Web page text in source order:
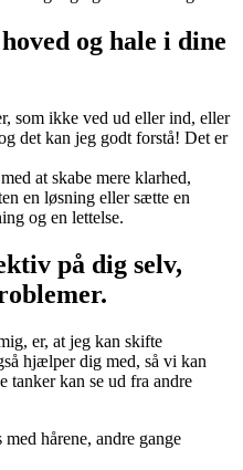
og hale i dine
som ikke ved ud eller ind, eller
det kan jeg godt forstå! Det er
at skabe mere klarhed,
en løsning eller sætte en
og en lettelse.
på dig selv,
er, at jeg kan skifte
hjælper dig med, så vi kan
tanker kan se ud fra andre
hårene, andre gange